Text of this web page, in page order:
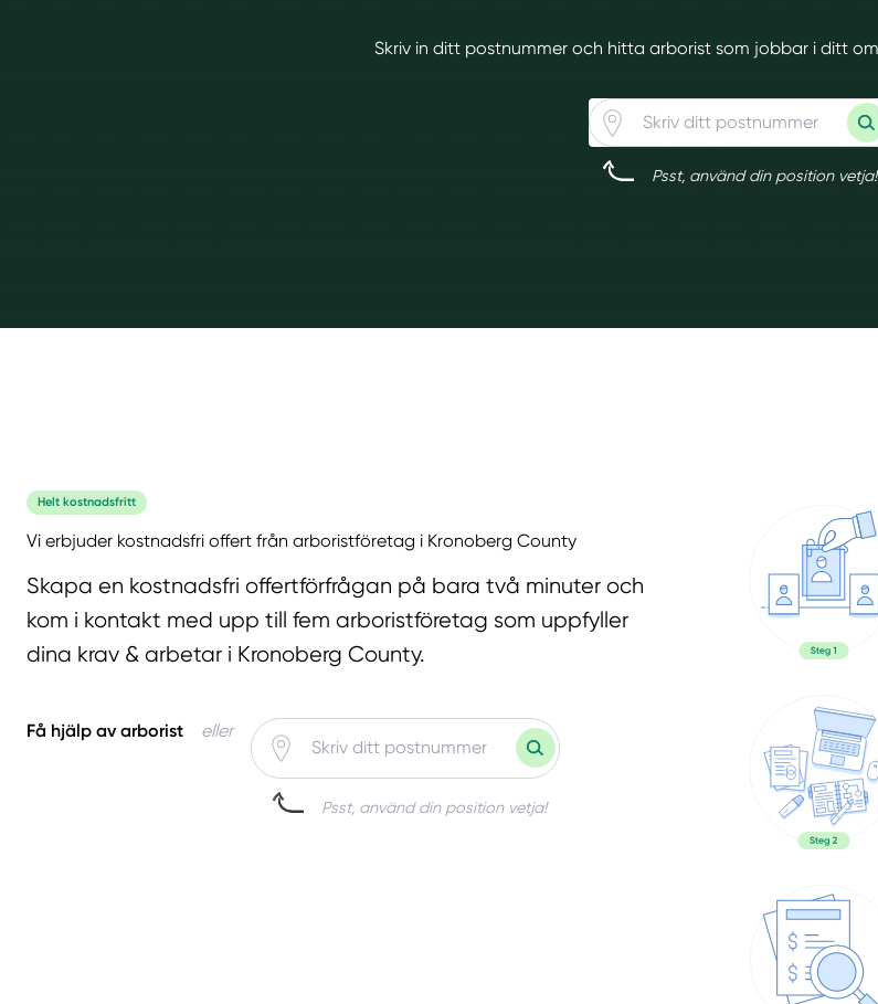
Skriv in ditt postnummer och hitta arborist som jobbar i ditt
Psst, använd din position vetja!
Helt kostnadsfritt
Vi erbjuder kostnadsfri offert från arboristföretag i Kronoberg County
Skapa en kostnadsfri offertförfrågan på bara två minuter och
kom i kontakt med upp till fem arboristföretag som uppfyller
dina krav & arbetar i Kronoberg County.
Få hjälp av arborist eller
Psst, använd din position vetja!